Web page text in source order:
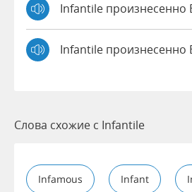
Infantile произнесенно
Infantile произнесенно
Слова схожие с Infantile
Infamous Infant